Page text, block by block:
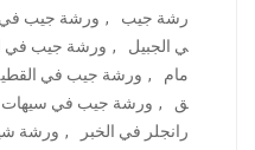
رشة جيب
, ورشة جيب في
ي الجبيل
, ورشة جيب في
مام
, ورشة جيب في
ق
, ورشة جيب في سيهات
رانجلر في الخبر
, ورشة